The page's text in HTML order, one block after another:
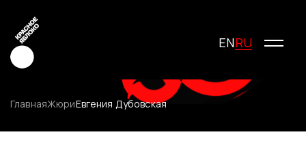
ENRU
ГлавнаяЖюриЕвгения Дубовская